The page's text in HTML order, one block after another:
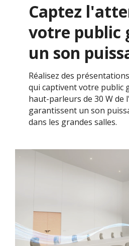
Captez
votre public
un son
Réalisez des
qui captivent votre public
haut-parleurs de 30 W de
garantissent un son
dans les grandes salles.